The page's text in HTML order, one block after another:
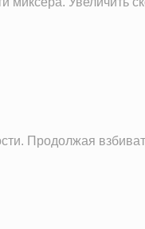
Продолжая